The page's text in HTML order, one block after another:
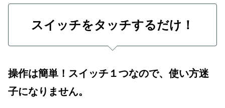
スイッチをタッチするだけ！
操作は簡単！スイッチ１つなので、使い方迷
子になりません。